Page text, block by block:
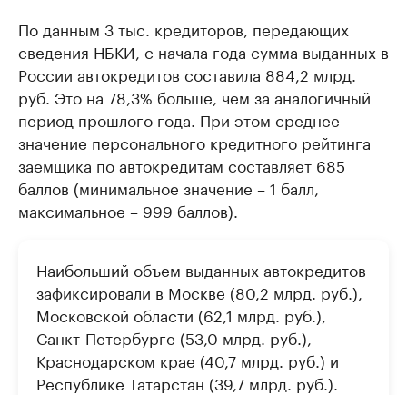
По данным 3 тыс. кредиторов, передающих
сведения НБКИ, с начала года сумма выданных в
России автокредитов составила 884,2 млрд.
руб. Это на 78,3% больше, чем за аналогичный
период прошлого года. При этом среднее
значение персонального кредитного рейтинга
заемщика по автокредитам составляет 685
баллов (минимальное значение – 1 балл,
максимальное – 999 баллов).
Наибольший объем выданных автокредитов
зафиксировали в Москве (80,2 млрд. руб.),
Московской области (62,1 млрд. руб.),
Санкт-Петербурге (53,0 млрд. руб.),
Краснодарском крае (40,7 млрд. руб.) и
Республике Татарстан (39,7 млрд. руб.).